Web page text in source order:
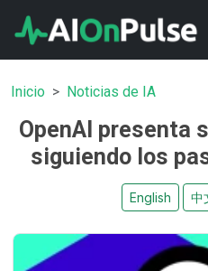
Inicio Noticias de IA
OpenAI presenta
siguiendo los
English 中